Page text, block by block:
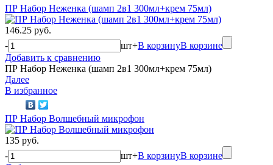
ПР Набор Неженка (шамп 2в1 300мл+крем 75мл)
146.25 руб.
-
шт+В корзинуВ корзине
Добавить к сравнению
ПР Набор Неженка (шамп 2в1 300мл+крем 75мл)
Далее
В избранное
ПР Набор Волшебный микрофон
135 руб.
-
шт+В корзинуВ корзине